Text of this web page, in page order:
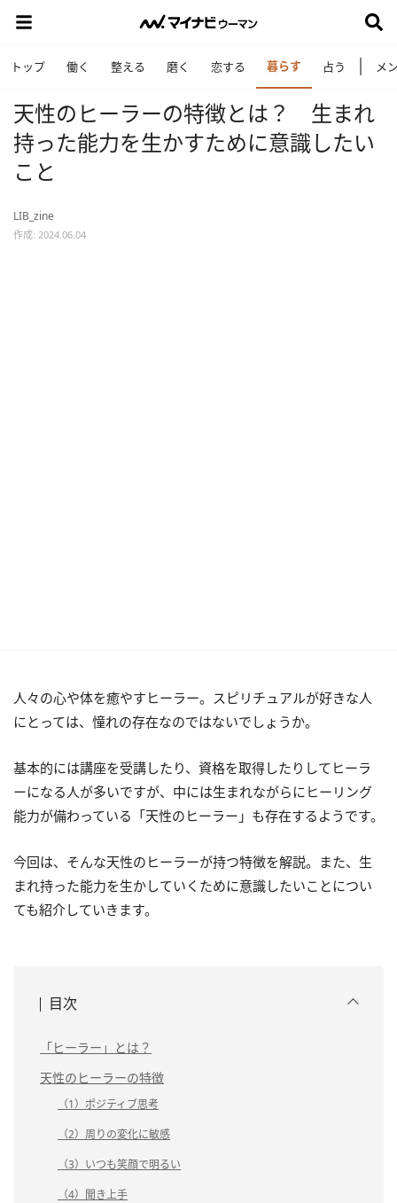
トップ 働く 整える 磨く 恋する 暮らす 占う メ
天性のヒーラーの特徴とは？ 生まれ
持った能力を生かすために意識したい
こと
LIB_zine
作成: 2024.06.04
人々の心や体を癒やすヒーラー。スピリチュアルが好きな人
にとっては、憧れの存在なのではないでしょうか。
基本的には講座を受講したり、資格を取得したりしてヒーラ
ーになる人が多いですが、中には生まれながらにヒーリング
能力が備わっている「天性のヒーラー」も存在するようです。
今回は、そんな天性のヒーラーが持つ特徴を解説。また、生
まれ持った能力を生かしていくために意識したいことについ
ても紹介していきます。
目次
「ヒーラー」とは？
天性のヒーラーの特徴
（1）ポジティブ思考
（2）周りの変化に敏感
（3）いつも笑顔で明るい
（4）聞き上手